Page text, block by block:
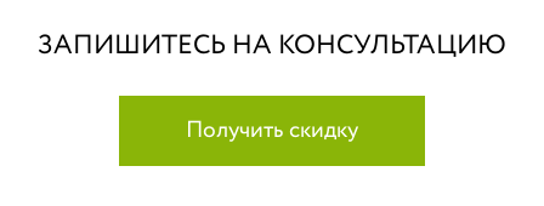
ЗАПИШИТЕСЬ НА КОНСУЛЬТАЦИЮ
Получить скидку